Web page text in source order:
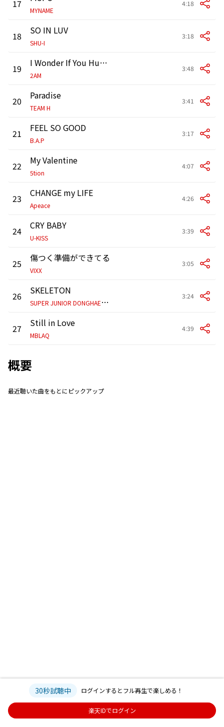
17
MYNAME
4:18
18 SO IN LUV
SHU-I
3:18
19 I Wonder If You Hurt Like Me
2AM
3:48
20 Paradise
TEAM H
3:41
21 FEEL SO GOOD
B.A.P
3:17
22 My Valentine
5tion
4:07
23 CHANGE my LIFE
Apeace
4:26
24 CRY BABY
U-KISS
3:39
25 傷つく準備ができてる
VIXX
3:05
26
SKELETON
S
UPER JUNIOR DONGHAE & EUNHYUK
3:24
27 Still in Love
MBLAQ
4:39
概要
最近聴いた曲をもとにピックアップ
30秒試聴中 ログインするとフル再生で楽しめる！
楽天IDでログイン